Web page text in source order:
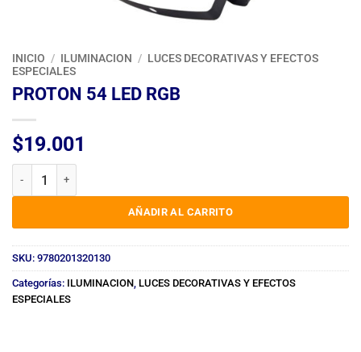
INICIO / ILUMINACION / LUCES DECORATIVAS Y EFECTOS
ESPECIALES
PROTON 54 LED RGB
$19.001
PROTON 54 LED RGB cantidad
AÑADIR AL CARRITO
SKU: 9780201320130
Categorías: ILUMINACION LUCES DECORATIVAS Y EFECTOS
ESPECIALES